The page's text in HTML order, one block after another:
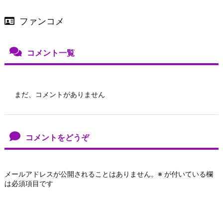
ファンコメ
コメント一覧
まだ、コメントがありません
コメントをどうぞ
メールアドレスが公開されることはありません。 ※ が付いている欄
は必須項目です